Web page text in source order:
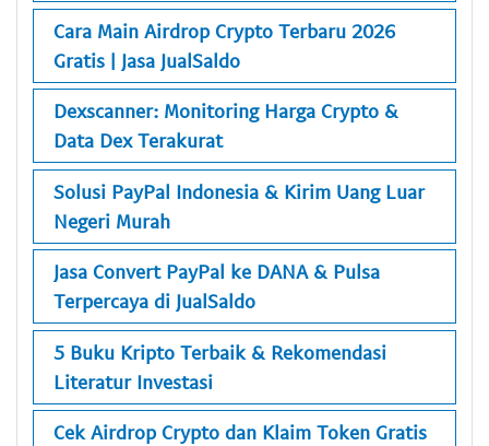
Cara Main Airdrop Crypto Terbaru 2026
Gratis | Jasa JualSaldo
Dexscanner: Monitoring Harga Crypto &
Data Dex Terakurat
Solusi PayPal Indonesia & Kirim Uang Luar
Negeri Murah
Jasa Convert PayPal ke DANA & Pulsa
Terpercaya di JualSaldo
5 Buku Kripto Terbaik & Rekomendasi
Literatur Investasi
Cek Airdrop Crypto dan Klaim Token Gratis